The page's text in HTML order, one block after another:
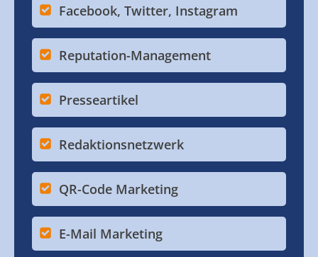
Facebook, Twitter, Instagram
Reputation-Management
Presseartikel
Redaktionsnetzwerk
QR-Code Marketing
E-Mail Marketing